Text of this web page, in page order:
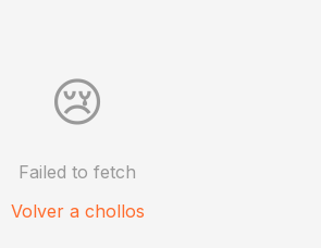
😢
Failed to fetch
Volver a chollos